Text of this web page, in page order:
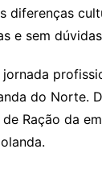
diferenças
e sem
do Norte.
Ração da